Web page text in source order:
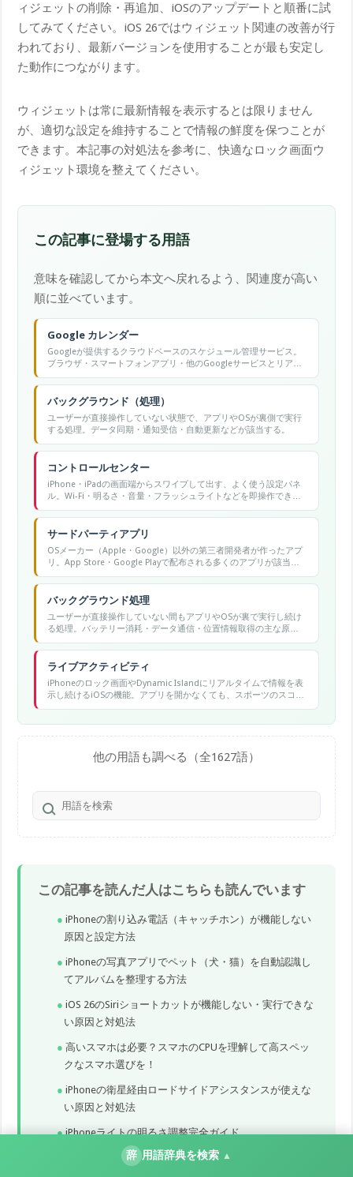
ィジェットの削除・再追加、iOSのアップデートと順番に試
してみてください。iOS 26ではウィジェット関連の改善が行
われており、最新バージョンを使用することが最も安定し
た動作につながります。
ウィジェットは常に最新情報を表示するとは限りません
が、適切な設定を維持することで情報の鮮度を保つことが
できます。本記事の対処法を参考に、快適なロック画面ウ
ィジェット環境を整えてください。
この記事に登場する用語
意味を確認してから本文へ戻れるよう、関連度が高い
順に並べています。
Google カレンダー
Googleが提供するクラウドベースのスケジュール管理サービス。
ブラウザ・スマートフォンアプリ・他のGoogleサービスとリアル
タイムで同期でき、複数カレンダーの管理・イベント招待・会議
リンク自動生成などが無料で使える。
バックグラウンド（処理）
ユーザーが直接操作していない状態で、アプリやOSが裏側で実行
する処理。データ同期・通知受信・自動更新などが該当する。
コントロールセンター
iPhone・iPadの画面端からスワイプして出す、よく使う設定パネ
ル。Wi-Fi・明るさ・音量・フラッシュライトなどを即操作でき
る。
サードパーティアプリ
OSメーカー（Apple・Google）以外の第三者開発者が作ったアプ
リ。App Store・Google Playで配布される多くのアプリが該当す
る。
バックグラウンド処理
ユーザーが直接操作していない間もアプリやOSが裏で実行し続け
る処理。バッテリー消耗・データ通信・位置情報取得の主な原因
となります。
ライブアクティビティ
iPhoneのロック画面やDynamic Islandにリアルタイムで情報を表
示し続けるiOSの機能。アプリを開かなくても、スポーツのスコア
や配送状況などを常に確認できる。
他の用語も調べる（全1627語）
この記事を読んだ人はこちらも読んでいます
iPhoneの割り込み電話（キャッチホン）が機能しない
原因と設定方法
iPhoneの写真アプリでペット（犬・猫）を自動認識し
てアルバムを整理する方法
iOS 26のSiriショートカットが機能しない・実行できな
い原因と対処法
高いスマホは必要？スマホのCPUを理解して高スペッ
クなスマホ選びを！
iPhoneの衛星経由ロードサイドアシスタンスが使えな
い原因と対処法
iPhoneライトの明るさ調整完全ガイド
辞 用語辞典を検索 ▲